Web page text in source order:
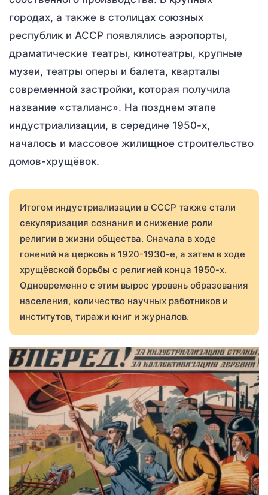
городах, а также в столицах союзных
республик и АССР появлялись аэропорты,
драматические театры, кинотеатры, крупные
музеи, театры оперы и балета, кварталы
современной застройки, которая получила
название «сталианс». На позднем этапе
индустриализации, в середине 1950-х,
началось и массовое жилищное строительство
домов-хрущёвок.
Итогом индустриализации в СССР также стали
секуляризация сознания и снижение роли
религии в жизни общества. Сначала в ходе
гонений на церковь в 1920-1930-е, а затем в ходе
хрущёвской борьбы с религией конца 1950-х.
Одновременно с этим вырос уровень образования
населения, количество научных работников и
институтов, тиражи книг и журналов.